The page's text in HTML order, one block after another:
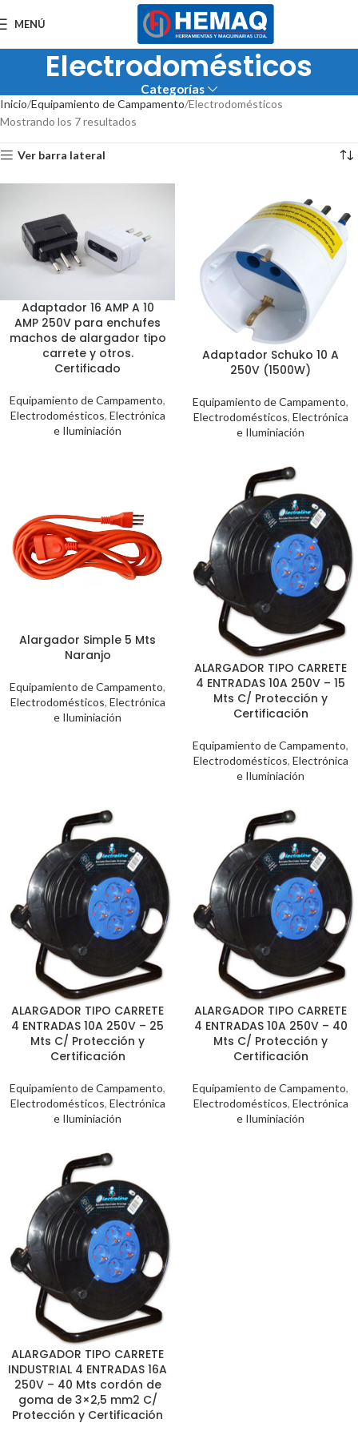
MENÚ
Electrodomésticos
Categorías
Inicio Equipamiento de Campamento Electrodomésticos
Mostrando los 7 resultados
Ver barra lateral
Adaptador 16 AMP A 10
AMP 250V para enchufes
machos de alargador tipo
carrete y otros.
Certificado
Equipamiento de Campamento,
Electrodomésticos, Electrónica
e Iluminiación
Adaptador Schuko 10 A
250V (1500W)
Equipamiento de Campamento,
Electrodomésticos, Electrónica
e Iluminiación
Alargador Simple 5 Mts
Naranjo
Equipamiento de Campamento,
Electrodomésticos, Electrónica
e Iluminiación
ALARGADOR TIPO CARRETE
4 ENTRADAS 10A 250V – 15
Mts C/ Protección y
Certificación
Equipamiento de Campamento,
Electrodomésticos, Electrónica
e Iluminiación
ALARGADOR TIPO CARRETE
4 ENTRADAS 10A 250V – 25
Mts C/ Protección y
Certificación
Equipamiento de Campamento,
Electrodomésticos, Electrónica
e Iluminiación
ALARGADOR TIPO CARRETE
4 ENTRADAS 10A 250V – 40
Mts C/ Protección y
Certificación
Equipamiento de Campamento,
Electrodomésticos, Electrónica
e Iluminiación
ALARGADOR TIPO CARRETE
INDUSTRIAL 4 ENTRADAS 16A
250V – 40 Mts cordón de
goma de 3×2,5 mm2 C/
Protección y Certificación